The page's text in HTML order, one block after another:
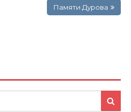
Памяти Дурова
Search